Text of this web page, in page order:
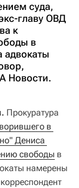
суда,
главу ОВД
к
в
адвокаты
Новости.
Прокуратура
в
Дениса
свободы в
намерены